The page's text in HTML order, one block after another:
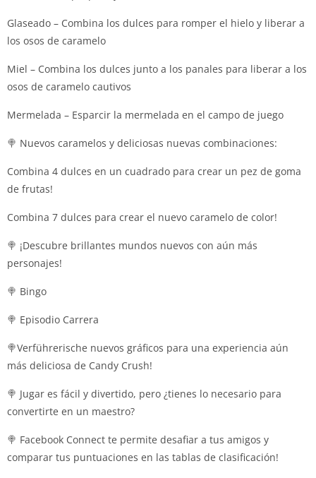
Glaseado – Combina los dulces para romper el hielo y liberar a
los osos de caramelo
Miel – Combina los dulces junto a los panales para liberar a los
osos de caramelo cautivos
Mermelada – Esparcir la mermelada en el campo de juego
🍭 Nuevos caramelos y deliciosas nuevas combinaciones:
Combina 4 dulces en un cuadrado para crear un pez de goma
de frutas!
Combina 7 dulces para crear el nuevo caramelo de color!
🍭 ¡Descubre brillantes mundos nuevos con aún más
personajes!
🍭 Bingo
🍭 Episodio Carrera
🍭Verführerische nuevos gráficos para una experiencia aún
más deliciosa de Candy Crush!
🍭 Jugar es fácil y divertido, pero ¿tienes lo necesario para
convertirte en un maestro?
🍭 Facebook Connect te permite desafiar a tus amigos y
comparar tus puntuaciones en las tablas de clasificación!